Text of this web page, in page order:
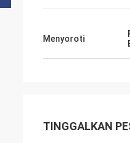
Menyoroti
TINGGALKAN